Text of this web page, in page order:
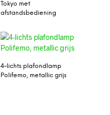
Tokyo met
afstandsbediening
4-lichts plafondlamp
Polifemo, metallic grijs